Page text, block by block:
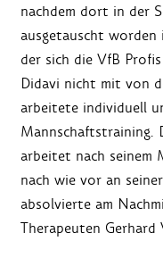
nachdem dort in der
ausgetauscht
der sich die VfB
Didavi nicht mit von
arbeitete individuell
Mannschaftstraining.
arbeitet nach seinem
nach wie vor an
absolvierte am
Therapeuten